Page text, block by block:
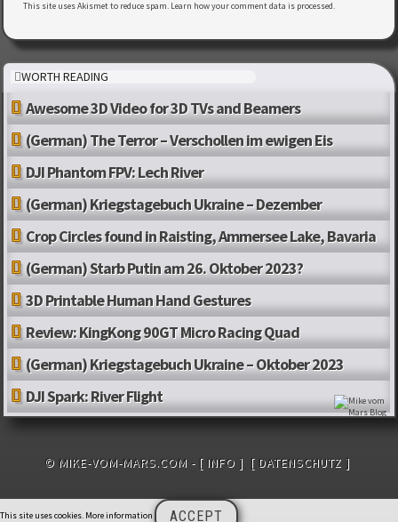
This site uses Akismet to reduce spam. Learn how your comment data is processed.
WORTH READING
Awesome 3D Video for 3D TVs and Beamers
(German) The Terror – Verschollen im ewigen Eis
DJI Phantom FPV: Lech River
(German) Kriegstagebuch Ukraine – Dezember
Crop Circles found in Raisting, Ammersee Lake, Bavaria
(German) Starb Putin am 26. Oktober 2023?
3D Printable Human Hand Gestures
Review: KingKong 90GT Micro Racing Quad
(German) Kriegstagebuch Ukraine – Oktober 2023
DJI Spark: River Flight
© MIKE-VOM-MARS.COM - [ INFO ] [ DATENSCHUTZ ]
This site uses cookies. More information ACCEPT